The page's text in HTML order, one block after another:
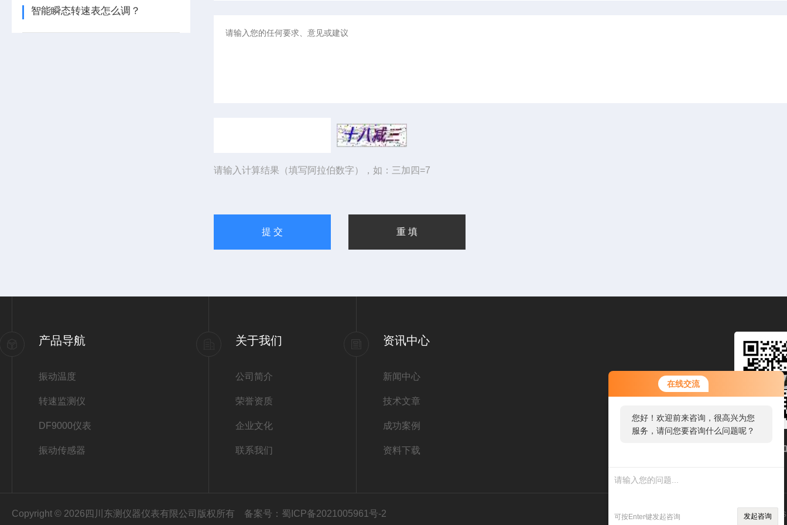
在线交流
您好！欢迎前来咨询，很高兴为您
服务，请问您要咨询什么问题呢？
您好，看您停留很久了，是否找到
了需求产品，您可以直接在线与我
可按Enter键发起咨询 发起咨询
智能瞬态转速表怎么调？
请输入计算结果（填写阿拉伯数字），如：三加四=7
产品导航
振动温度
转速监测仪
DF9000仪表
振动传感器
关于我们
公司简介
荣誉资质
企业文化
联系我们
资讯中心
新闻中心
技术文章
成功案例
资料下载 扫码
Copyright © 2026四川东测仪器仪表有限公司版权所有 备案号：蜀ICP备2021005961号-2 技术支持： 管理登录